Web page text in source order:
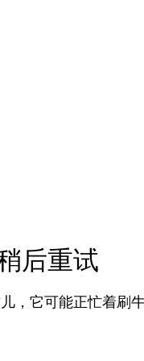
后重试
，它可能正忙着刷